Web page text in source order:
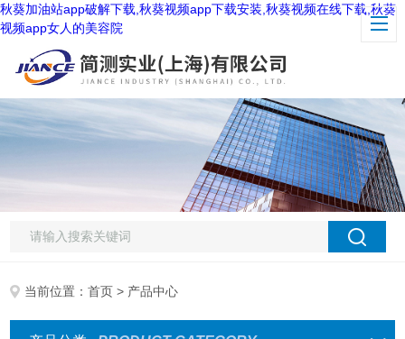
秋葵加油站app破解下载,秋葵视频app下载安装,秋葵视频在线下载,秋葵
视频app女人的美容院
当前位置：首页 > 产品中心